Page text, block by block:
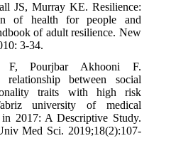
JS, Murray KE. Resilience:
of health for people and
of adult resilience. New
3-34.
F, Pourjbar Akhooni F.
relationship between social
traits with high risk
university of medical
in 2017: A Descriptive Study.
Med Sci. 2019;18(2):107-